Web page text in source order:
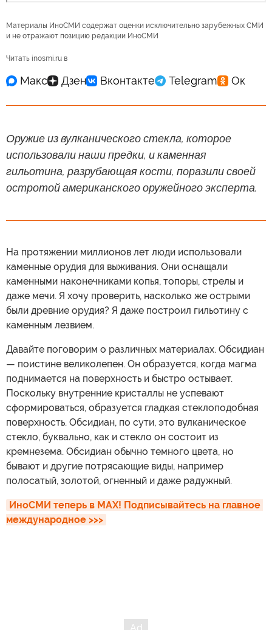
Материалы ИноСМИ содержат оценки исключительно зарубежных СМИ
и не отражают позицию редакции ИноСМИ
Читать inosmi.ru в
Оружие из вулканического стекла, которое
использовали наши предки, и каменная
гильотина, разрубающая кости, поразили своей
остротой американского оружейного эксперта.
На протяжении миллионов лет люди использовали
каменные орудия для выживания. Они оснащали
каменными наконечниками копья, топоры, стрелы и
даже мечи. Я хочу проверить, насколько же острыми
были древние орудия? Я даже построил гильотину с
каменным лезвием.
Давайте поговорим о различных материалах. Обсидиан
— поистине великолепен. Он образуется, когда магма
поднимается на поверхность и быстро остывает.
Поскольку внутренние кристаллы не успевают
сформироваться, образуется гладкая стеклоподобная
поверхность. Обсидиан, по сути, это вулканическое
стекло, буквально, как и стекло он состоит из
кремнезема. Обсидиан обычно темного цвета, но
бывают и другие потрясающие виды, например
полосатый, золотой, огненный и даже радужный.
ИноСМИ теперь в MAX! Подписывайтесь на главное
международное >>>